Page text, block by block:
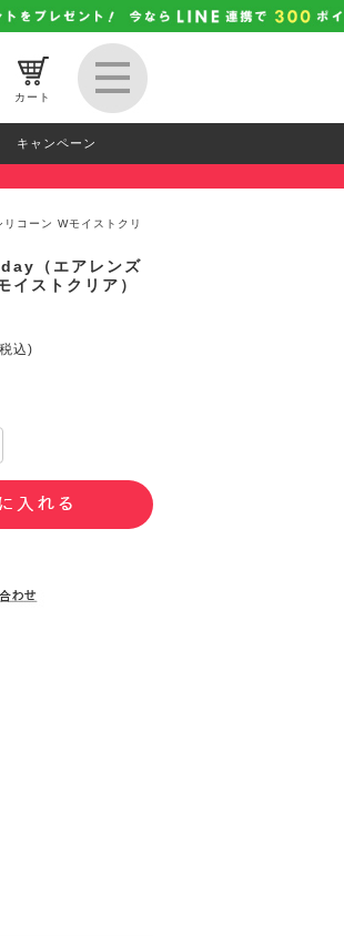
カート
キャンペーン
コーン Wモイストクリ
（エアレンズ
ストクリア）
込)